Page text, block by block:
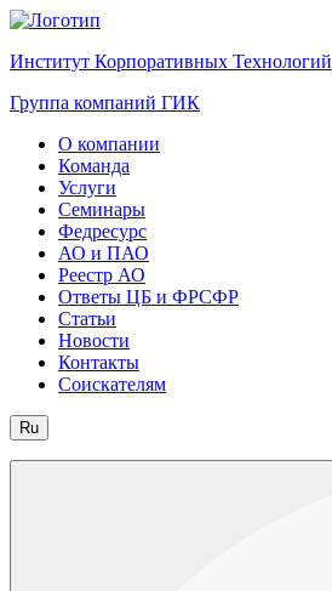
Институт Корпоративных Технологий
Группа компаний ГИК
О компании
Команда
Услуги
Семинары
Федресурс
АО и ПАО
Реестр АО
Ответы ЦБ и ФРСФР
Статьи
Новости
Контакты
Соискателям
Ru